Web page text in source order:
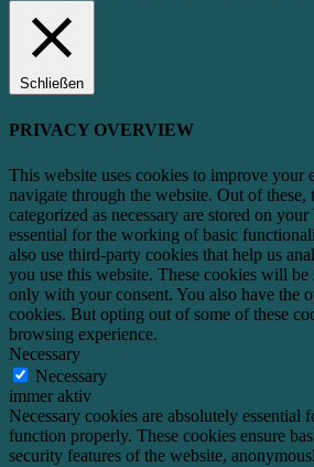
Schließen
PRIVACY OVERVIEW
This website uses cookies to improve your
navigate through the website. Out of these,
categorized as necessary are stored on
essential for the working of basic
also use third-party cookies that help us
you use this website. These cookies will
only with your consent. You also have the
cookies. But opting out of some of these
browsing experience.
Necessary
Necessary
immer aktiv
Necessary cookies are absolutely essential
function properly. These cookies ensure
security features of the website,